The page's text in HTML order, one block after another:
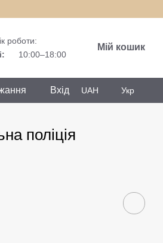
роботи:
10:00–18:00
Мій кошик
Вхід UAH Укр
поліція